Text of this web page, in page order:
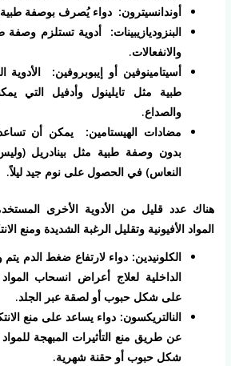
أوندانسيترون: دواء يُصرف بوصفة طبية
البنزوديازيبينات:
أدوية تستلزم وصفة
والانفعالات.
أسيتامينوفين أو إيبوبروفين:
طبية مثل تايلينول وأدفيل التي
والصداع.
مضادات الهيستامين:
يمكن أن
بدون وصفة طبية مثل بينادريل
النعاس) في الحصول على نوم جيد ليلاً.
هناك عدد قليل من الأدوية الأخرى
المواد الأفيونية وتقليل الرغبة الشديدة ومنع
الكلونيدين: دواء لارتفاع ضغط الدم
الداخلية لعلاج أعراض انسحاب
على شكل حبوب أو لصقة عبر الجلد.
النالتريكسون: دواء يساعد على منع
عن طريق منع التأثيرات المبهجة للمواد
شكل حبوب أو حقنة شهرية.